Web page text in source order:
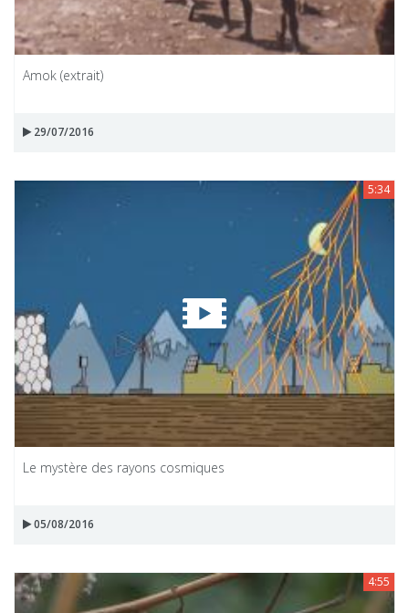
Amok (extrait)
29/07/2016
5:34
Le mystère des rayons cosmiques
05/08/2016
4:55